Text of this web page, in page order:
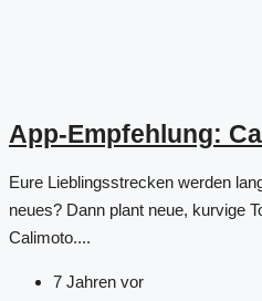
App-Empfehlung:
Eure Lieblingsstrecken werden
neues? Dann plant neue, kurvige
Calimoto....
7 Jahren vor